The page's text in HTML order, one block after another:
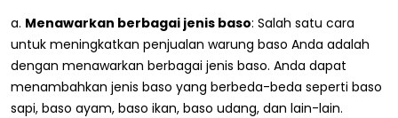
a. Menawarkan berbagai jenis baso: Salah satu cara
untuk meningkatkan penjualan warung baso Anda adalah
dengan menawarkan berbagai jenis baso. Anda dapat
menambahkan jenis baso yang berbeda-beda seperti baso
sapi, baso ayam, baso ikan, baso udang, dan lain-lain.